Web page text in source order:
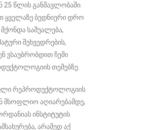
25 წლის განმავლობაში.
ყველაზე ბედნიერი დრო
საშუალება,
შეხვედრების,
ვსაუბრობდით ჩემი
თემებზე.
რეპროდუქტოლოგიის
მსოფლიო აღიარებამდე,
ინსტიტუტის
არამედ აქ